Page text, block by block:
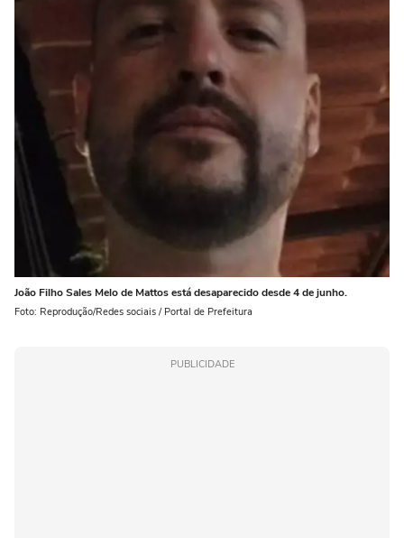
João Filho Sales Melo de Mattos está desaparecido desde 4 de junho.
Foto: Reprodução/Redes sociais / Portal de Prefeitura
PUBLICIDADE